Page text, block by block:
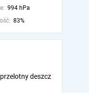
994 hPa
83%
deszcz